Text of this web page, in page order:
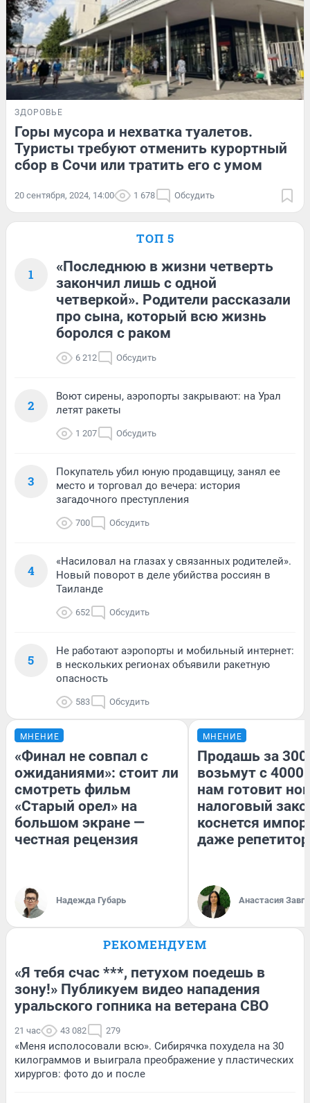
ЗДОРОВЬЕ
Горы мусора и нехватка туалетов.
Туристы требуют отменить курортный
сбор в Сочи или тратить его с умом
20 сентября, 2024, 14:00 1 678 Обсудить
ТОП 5
1
«Последнюю в жизни четверть
закончил лишь с одной
четверкой». Родители рассказали
про сына, который всю жизнь
боролся с раком
6 212 Обсудить
2
Воют сирены, аэропорты закрывают: на Урал
летят ракеты
1 207 Обсудить
3
Покупатель убил юную продавщицу, занял ее
место и торговал до вечера: история
загадочного преступления
700 Обсудить
4
«Насиловал на глазах у связанных родителей».
Новый поворот в деле убийства россиян в
Таиланде
652 Обсудить
5
Не работают аэропорты и мобильный интернет:
в нескольких регионах объявили ракетную
опасность
583 Обсудить
МНЕНИЕ
«Финал не совпал с
ожиданиями»: стоит ли
смотреть фильм
«Старый орел» на
большом экране —
честная рецензия
Надежда Губарь
МНЕНИЕ
Продашь за
возьмут с
нам готовит
налоговый
коснется
даже
Анастасия
РЕКОМЕНДУЕМ
«Я тебя счас ***, петухом поедешь в
зону!» Публикуем видео нападения
уральского гопника на ветерана СВО
21 час 43 082 279
«Меня исполосовали всю». Сибирячка похудела на 30
килограммов и выиграла преображение у пластических
хирургов: фото до и после